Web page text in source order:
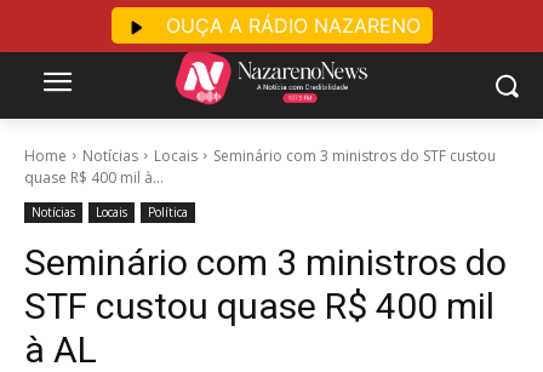
Home Notícias Locais
Seminário com 3 ministros do STF custou
quase R$ 400 mil à...
Notícias Locais Política
Seminário com 3 ministros do
STF custou quase R$ 400 mil
à AL
OUÇA A RÁDIO NAZARENO